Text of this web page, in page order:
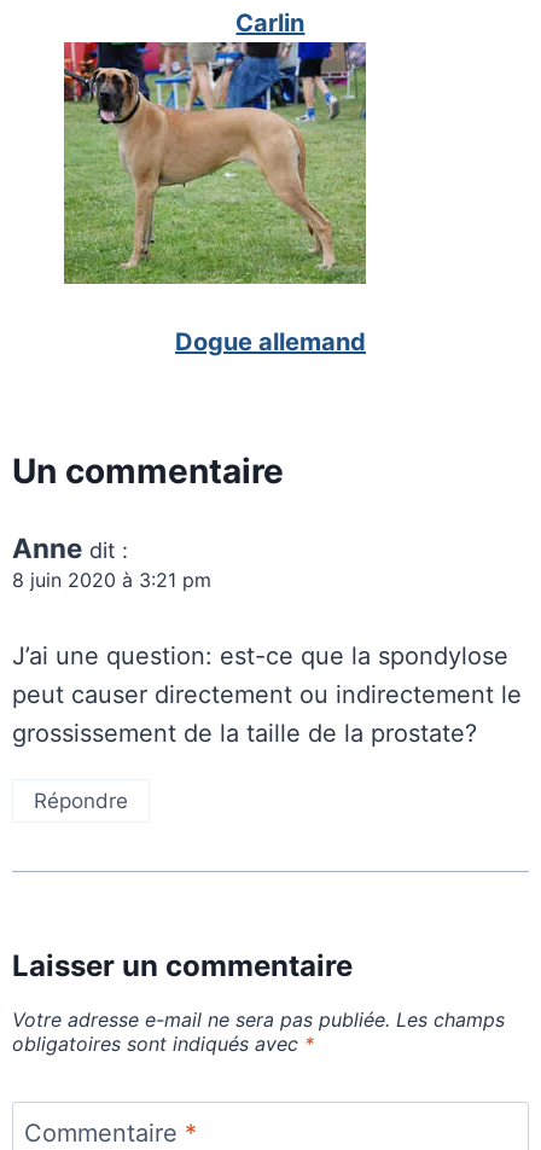
Carlin
Dogue allemand
Un commentaire
Anne dit :
8 juin 2020 à 3:21 pm
J’ai une question: est-ce que la spondylose
peut causer directement ou indirectement le
grossissement de la taille de la prostate?
Répondre
Laisser un commentaire
Votre adresse e-mail ne sera pas publiée. Les champs
obligatoires sont indiqués avec *
Commentaire *